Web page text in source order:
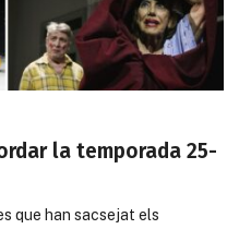
la temporada 25-
que han sacsejat els